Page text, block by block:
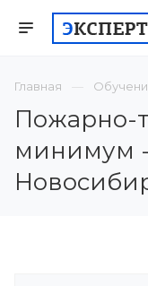
Главная
Пожарно-
минимум